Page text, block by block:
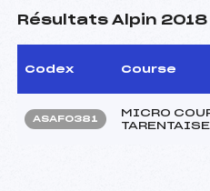
Résultats Alpin 2018
Codex Course
ASAF0381
MICRO